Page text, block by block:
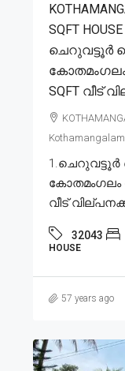
SQFT
ചെറുവട്ടൂർ
SQFT വീട്
Kothamangalam
കോതമംഗലം
വീട്
32043
HOUSE
57 years ago